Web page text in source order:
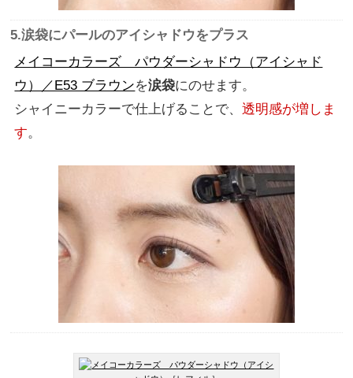
5.涙袋にパールのアイシャドウをプラス
メイコーカラーズ パウダーシャドウ（アイシャド
ウ）／E53 ブラウンを涙袋にのせます。
シャイニーカラーで仕上げることで、透明感が増しま
す。